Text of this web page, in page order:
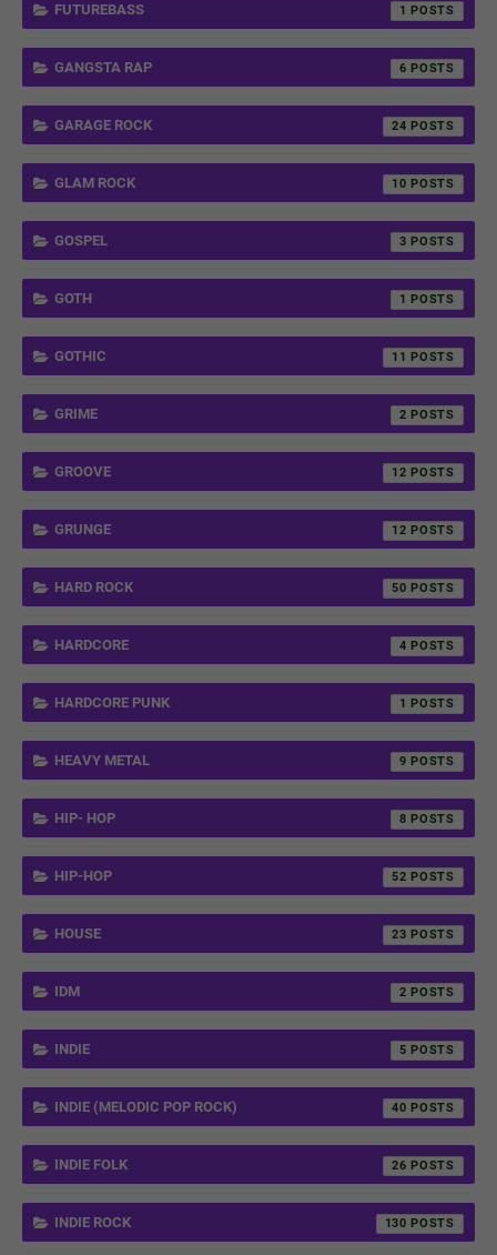
FUTUREBASS 1
GANGSTA RAP 6
GARAGE ROCK 24
GLAM ROCK 10
GOSPEL 3
GOTH 1
GOTHIC 11
GRIME 2
GROOVE 12
GRUNGE 12
HARD ROCK 50
HARDCORE 4
HARDCORE PUNK 1
HEAVY METAL 9
HIP- HOP 8
HIP-HOP 52
HOUSE 23
IDM 2
INDIE 5
INDIE (MELODIC POP ROCK) 40
INDIE FOLK 26
INDIE ROCK 130